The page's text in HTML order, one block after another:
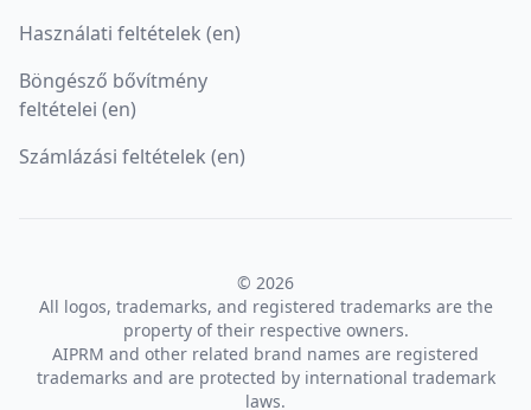
Használati feltételek (en)
Böngésző bővítmény
feltételei (en)
Számlázási feltételek (en)
© 2026
All logos, trademarks, and registered trademarks are the
property of their respective owners.
AIPRM and other related brand names are registered
trademarks and are protected by international trademark
laws.